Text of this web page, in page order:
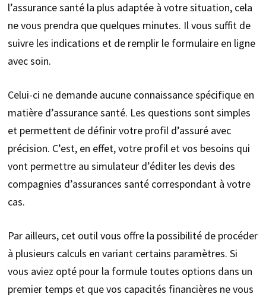
l’assurance santé la plus adaptée à votre situation, cela
ne vous prendra que quelques minutes. Il vous suffit de
suivre les indications et de remplir le formulaire en ligne
avec soin.
Celui-ci ne demande aucune connaissance spécifique en
matière d’assurance santé. Les questions sont simples
et permettent de définir votre profil d’assuré avec
précision. C’est, en effet, votre profil et vos besoins qui
vont permettre au simulateur d’éditer les devis des
compagnies d’assurances santé correspondant à votre
cas.
Par ailleurs, cet outil vous offre la possibilité de procéder
à plusieurs calculs en variant certains paramètres. Si
vous aviez opté pour la formule toutes options dans un
premier temps et que vos capacités financières ne vous